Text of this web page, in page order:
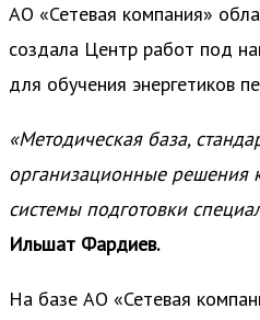
АО «Сетевая компания»
создала Центр работ под
для обучения энергетиков
«Методическая база,
организационные решения
системы подготовки
Ильшат Фардиев.
На базе АО «Сетевая